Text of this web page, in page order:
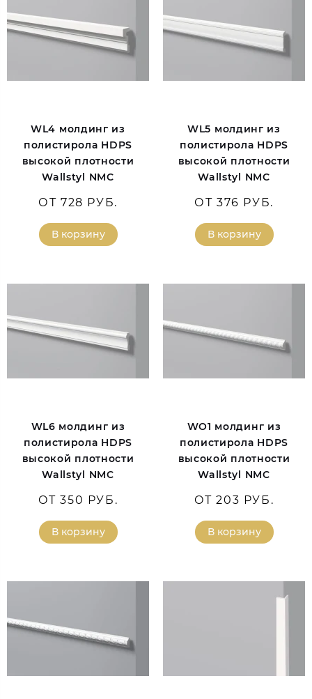
WL4 молдинг из
полистирола HDPS
высокой плотности
Wallstyl NMC
ОТ 728 РУБ.
В корзину
WL5 молдинг из
полистирола HDPS
высокой плотности
Wallstyl NMC
ОТ 376 РУБ.
В корзину
WL6 молдинг из
полистирола HDPS
высокой плотности
Wallstyl NMC
ОТ 350 РУБ.
В корзину
WO1 молдинг из
полистирола HDPS
высокой плотности
Wallstyl NMC
ОТ 203 РУБ.
В корзину